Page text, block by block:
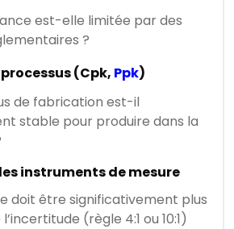
est-elle limitée par des
?
(Cpk, Ppk)
de fabrication est-il
stable pour produire dans la
instruments de mesure
doit être significativement plus
(règle 4:1 ou 10:1)